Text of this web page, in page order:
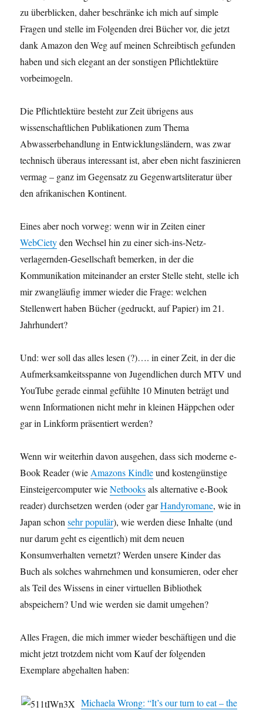
zu überblicken, daher beschränke ich mich auf simple
Fragen und stelle im Folgenden drei Bücher vor, die jetzt
dank Amazon den Weg auf meinen Schreibtisch gefunden
haben und sich elegant an der sonstigen Pflichtlektüre
vorbeimogeln.
Die Pflichtlektüre besteht zur Zeit übrigens aus
wissenschaftlichen Publikationen zum Thema
Abwasserbehandlung in Entwicklungsländern, was zwar
technisch überaus interessant ist, aber eben nicht faszinieren
vermag – ganz im Gegensatz zu Gegenwartsliteratur über
den afrikanischen Kontinent.
Eines aber noch vorweg: wenn wir in Zeiten einer
WebCietyden Wechsel hin zu einer sich-ins-Netz-
verlagernden-Gesellschaft bemerken, in der die
Kommunikation miteinander an erster Stelle steht, stelle ich
mir zwangläufig immer wieder die Frage: welchen
Stellenwert haben Bücher (gedruckt, auf Papier) im 21.
Jahrhundert?
Und: wer soll das alles lesen (?)…. in einer Zeit, in der die
Aufmerksamkeitsspanne von Jugendlichen durch MTV und
YouTube gerade einmal gefühlte 10 Minuten beträgt und
wenn Informationen nicht mehr in kleinen Häppchen oder
gar in Linkform präsentiert werden?
Wenn wir weiterhin davon ausgehen, dass sich moderne e-
Book Reader (wieAmazons Kindleund kostengünstige
Einsteigercomputer wieNetbooksals alternative e-Book
reader) durchsetzen werden (oder garHandyromane, wie in
Japan schonsehr populär), wie werden diese Inhalte (und
nur darum geht es eigentlich) mit dem neuen
Konsumverhalten vernetzt? Werden unsere Kinder das
Buch als solches wahrnehmen und konsumieren, oder eher
als Teil des Wissens in einer virtuellen Bibliothek
abspeichern? Und wie werden sie damit umgehen?
Alles Fragen, die mich immer wieder beschäftigen und die
micht jetzt trotzdem nicht vom Kauf der folgenden
Exemplare abgehalten haben:
Michaela Wrong: “It’s our turn to eat – the